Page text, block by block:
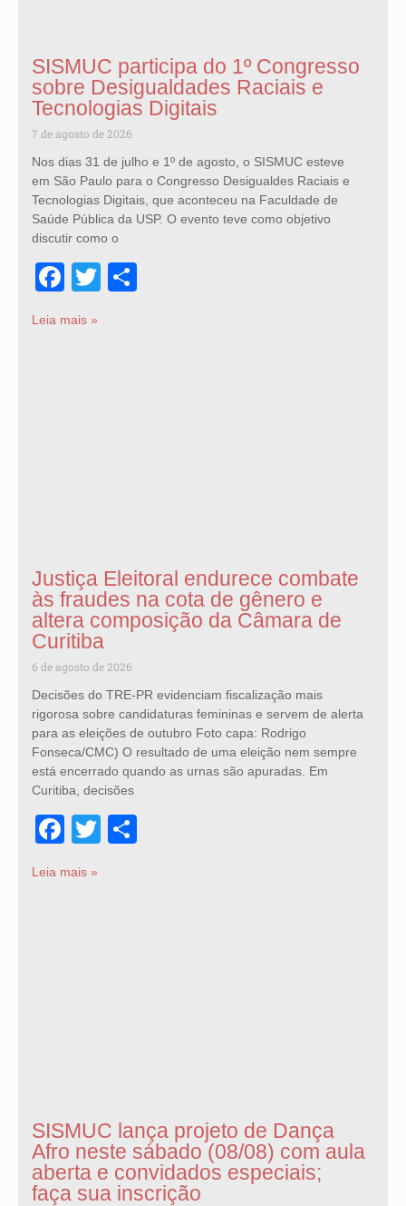
SISMUC participa do 1º Congresso
sobre Desigualdades Raciais e
Tecnologias Digitais
7 de agosto de 2026
Nos dias 31 de julho e 1º de agosto, o SISMUC esteve
em São Paulo para o Congresso Desigualdes Raciais e
Tecnologias Digitais, que aconteceu na Faculdade de
Saúde Pública da USP. O evento teve como objetivo
discutir como o
Facebook
Twitter
Leia mais »
Justiça Eleitoral endurece combate
às fraudes na cota de gênero e
altera composição da Câmara de
Curitiba
6 de agosto de 2026
Decisões do TRE-PR evidenciam fiscalização mais
rigorosa sobre candidaturas femininas e servem de alerta
para as eleições de outubro Foto capa: Rodrigo
Fonseca/CMC) O resultado de uma eleição nem sempre
está encerrado quando as urnas são apuradas. Em
Curitiba, decisões
Facebook
Twitter
Leia mais »
SISMUC lança projeto de Dança
Afro neste sábado (08/08) com aula
aberta e convidados especiais;
faça sua inscrição